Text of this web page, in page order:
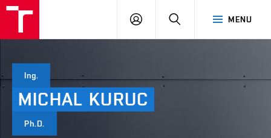
MENU
PŘIHLÁSIT
Ing.
MICHAL KURUC
Ph.D.